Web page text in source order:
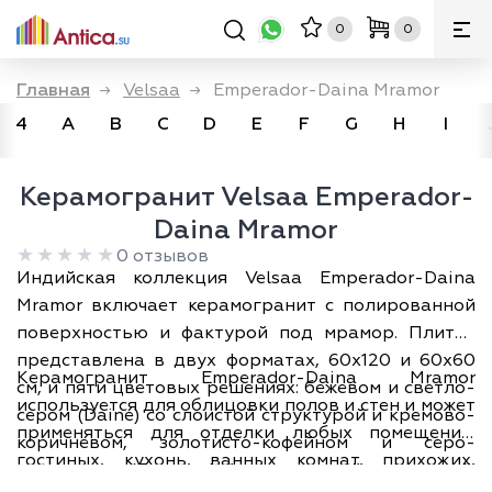
0 0
Главная → Velsaa →
Emperador-Daina Mramor
4
A B C D E F G H I
Керамогранит Velsaa Emperador-
Daina Mramor
0 отзывов
Индийская коллекция Velsaa Emperador-Daina
Mramor включает керамогранит с полированной
поверхностью и фактурой под мрамор. Плитка
представлена в двух форматах, 60х120 и 60х60
см, и пяти цветовых решениях: бежевом и светло-
сером (Dainе) со слоистой структурой и кремово-
коричневом, золотисто-кофейном и серо-
коричневом (Emperador) с осколочной структурой.
Керамогранит Emperador-Daina Mramor
используется для облицовки полов и стен и может
применяться для отделки любых помещений:
гостиных, кухонь, ванных комнат, прихожих,